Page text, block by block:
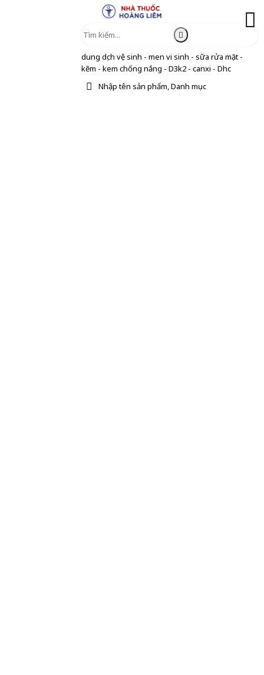
dung dịch vệ sinh - men vi sinh - sữa rửa mặt -
kẽm - kem chống nắng - D3k2 - canxi - Dhc
Nhập tên sản phẩm, Danh mục